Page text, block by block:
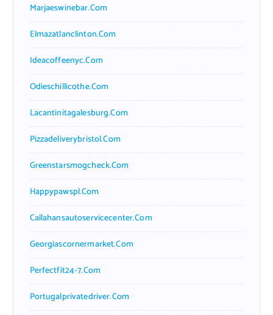
Marjaeswinebar.com
Elmazatlanclinton.com
Ideacoffeenyc.com
Odieschillicothe.com
Lacantinitagalesburg.com
Pizzadeliverybristol.com
Greenstarsmogcheck.com
Happypawspl.com
Callahansautoservicecenter.com
Georgiascornermarket.com
Perfectfit24-7.com
Portugalprivatedriver.com